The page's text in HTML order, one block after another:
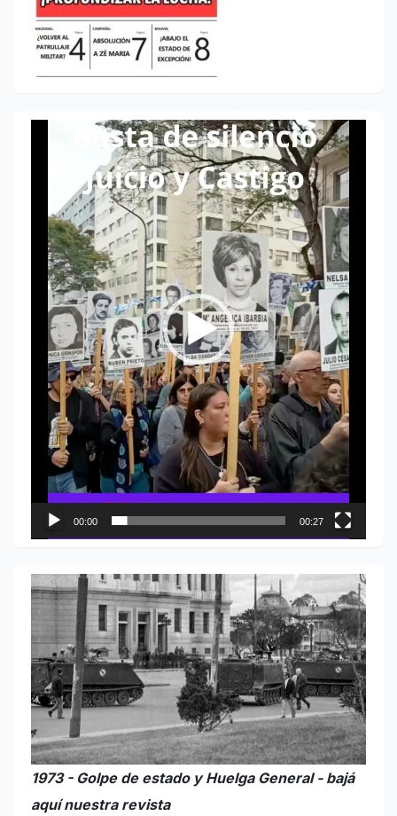
Reproductor
00:00 00:27
1973 - Golpe de estado y Huelga General - bajá
aquí nuestra revista